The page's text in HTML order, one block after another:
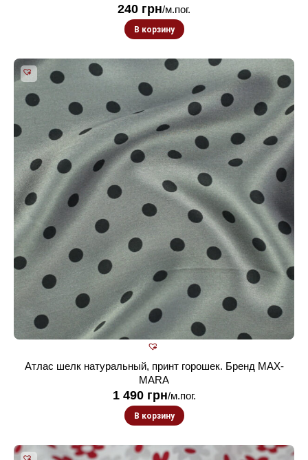
240 грн/м.пог.
В корзину
Атлас шелк натуральный, принт горошек. Бренд MAX-
MARA
1 490 грн/м.пог.
В корзину